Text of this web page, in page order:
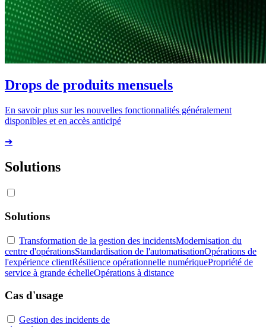
Drops de produits mensuels
En savoir plus sur les nouvelles fonctionnalités généralement
disponibles et en accès anticipé
➔
Solutions
Solutions
Transformation de la gestion des incidentsModernisation du
centre d'opérationsStandardisation de l'automatisationOpérations de
l'expérience clientRésilience opérationnelle numériquePropriété de
service à grande échelleOpérations à distance
Cas d'usage
Gestion des incidents de